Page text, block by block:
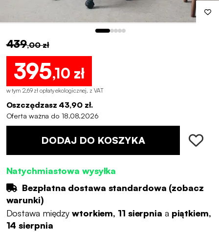
439,00 zł
395,10 zł
w tym 2,69 zł opłaty ekologicznej. z VAT
Oszczędzasz 43,90 zł.
Oferta ważna do 18.08.2026
DODAJ DO KOSZYKA
Natychmiastowa wysyłka
Bezpłatna dostawa standardowa (zobacz
warunki)
Dostawa między wtorkiem, 11 sierpnia a piątkiem,
14 sierpnia